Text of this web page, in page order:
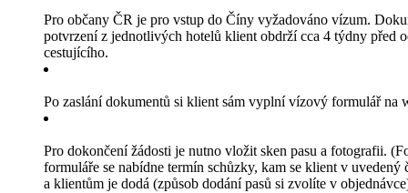
Pro občany ČR je pro vstup do Číny vyžadováno vízum.
potvrzení z jednotlivých hotelů klient obdrží cca 4 týdny před
cestujícího.
Po zaslání dokumentů si klient sám vyplní vízový formulář na
Pro dokončení žádosti je nutno vložit sken pasu a fotografii.
formuláře se nabídne termín schůzky, kam se klient v
a klientům je dodá (způsob dodání pasů si zvolíte v